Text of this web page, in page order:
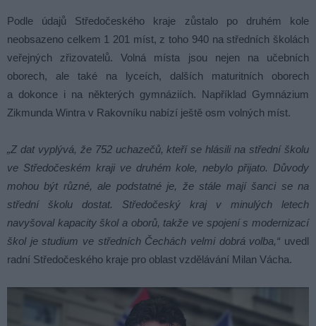
Podle údajů Středočeského kraje zůstalo po druhém kole
neobsazeno celkem 1 201 míst, z toho 940 na středních školách
veřejných zřizovatelů. Volná místa jsou nejen na učebních
oborech, ale také na lyceích, dalších maturitních oborech
a dokonce i na některých gymnáziích. Například Gymnázium
Zikmunda Wintra v Rakovníku nabízí ještě osm volných míst.
„Z dat vyplývá, že 752 uchazečů, kteří se hlásili na střední školu
ve Středočeském kraji ve druhém kole, nebylo přijato. Důvody
mohou být různé, ale podstatné je, že stále mají šanci se na
střední školu dostat. Středočeský kraj v minulých letech
navyšoval kapacity škol a oborů, takže ve spojení s modernizací
škol je studium ve středních Čechách velmi dobrá volba,“ uvedl
radní Středočeského kraje pro oblast vzdělávání Milan Vácha.